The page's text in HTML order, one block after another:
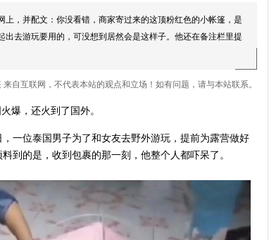
上，并配文：你没看错，商家寄过来的这顶粉红色的小帐篷，是
出去游玩要用的，可没想到居然会是这样子。他还在备注栏里提
自互联网，不代表本站的观点和立场！如有问题，请与本站联系。
爆，还火到了国外。
一位泰国男子为了和女友去野外游玩，提前为露营做好
到的是，收到包裹的那一刻，他整个人都吓呆了。